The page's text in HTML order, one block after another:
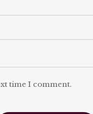
time I comment.